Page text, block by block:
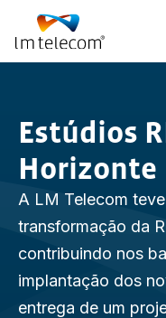
Rádio
TV
Estúdio
Predição de
Estúdios
Horizonte
A LM Telecom
transformação da
contribuindo nos
implantação dos
entrega de um